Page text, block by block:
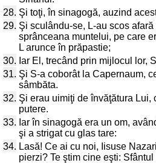
28. Şi toţi, în sinagogă, auzind
29. Şi sculându-se, L-au scos
sprânceana muntelui, pe care
L arunce în prăpastie;
30. Iar El, trecând prin mijlocul lor,
31. Şi S-a coborât la Capernaum,
sâmbăta.
32. Şi erau uimiţi de învăţătura Lui,
putere.
33. Iar în sinagogă era un om,
şi a strigat cu glas tare:
34. Lasă! Ce ai cu noi, Iisuse
pierzi? Te ştim cine eşti: